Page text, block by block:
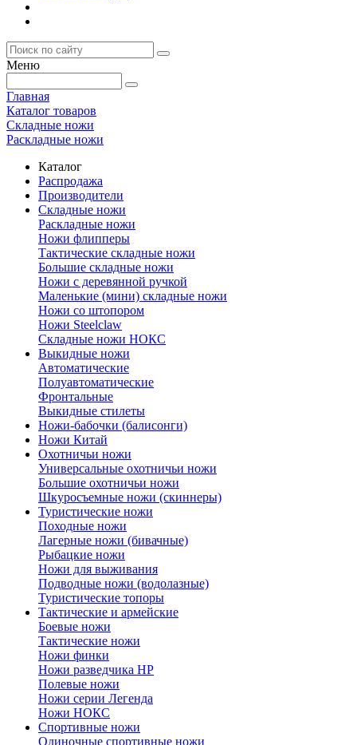
Меню
Главная
Каталог товаров
Складные ножи
Раскладные ножи
Каталог
Распродажа
Производители
Складные ножи
Раскладные ножи
Ножи флипперы
Тактические складные ножи
Большие складные ножи
Ножи с деревянной ручкой
Маленькие (мини) складные ножи
Ножи со штопором
Ножи Steelclaw
Складные ножи НОКС
Выкидные ножи
Автоматические
Полуавтоматические
Фронтальные
Выкидные стилеты
Ножи-бабочки (балисонги)
Ножи Китай
Охотничьи ножи
Универсальные охотничьи ножи
Большие охотничьи ножи
Шкуросъемные ножи (скиннеры)
Туристические ножи
Походные ножи
Лагерные ножи (бивачные)
Рыбацкие ножи
Ножи для выживания
Подводные ножи (водолазные)
Туристические топоры
Тактические и армейские
Боевые ножи
Тактические ножи
Ножи финки
Ножи разведчика НР
Полевые ножи
Ножи серии Легенда
Ножи НОКС
Спортивные ножи
Одиночные спортивные ножи